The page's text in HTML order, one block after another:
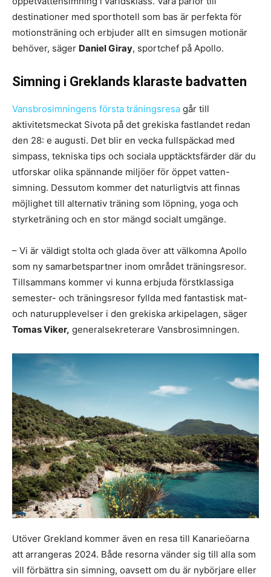
destinationer med sporthotell som bas är perfekta för
motionsträning och erbjuder allt en simsugen motionär
behöver, säger Daniel Giray, sportchef på Apollo.
Simning i Greklands klaraste badvatten
Vansbrosimningens första träningsresa går till
aktivitetsmeckat Sivota på det grekiska fastlandet redan
den 28: e augusti. Det blir en vecka fullspäckad med
simpass, tekniska tips och sociala upptäcktsfärder där du
utforskar olika spännande miljöer för öppet vatten-
simning. Dessutom kommer det naturligtvis att finnas
möjlighet till alternativ träning som löpning, yoga och
styrketräning och en stor mängd socialt umgänge.
– Vi är väldigt stolta och glada över att välkomna Apollo
som ny samarbetspartner inom området träningsresor.
Tillsammans kommer vi kunna erbjuda förstklassiga
semester- och träningsresor fyllda med fantastisk mat-
och naturupplevelser i den grekiska arkipelagen, säger
Tomas Viker, generalsekreterare Vansbrosimningen.
Utöver Grekland kommer även en resa till Kanarieöarna
att arrangeras 2024. Både resorna vänder sig till alla som
vill förbättra sin simning, oavsett om du är nybörjare eller